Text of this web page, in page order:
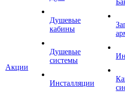
Акции
Душевые
кабины
Душевые
системы
Инсталляции